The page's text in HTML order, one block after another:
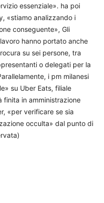
essenziale». ha poi
«stiamo analizzando i
conseguente», Gli
hanno portato anche
su sei persone, tra
o delegati per la
i pm milanesi
su Uber Eats, filiale
finita in amministrazione
«per verificare se sia
occulta» dal punto di